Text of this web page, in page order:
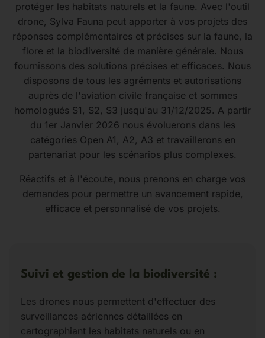
protéger les habitats naturels et la faune. Avec l'outil
drone, Sylva Fauna peut apporter à vos projets des
réponses complémentaires et précises sur la faune, la
flore et la biodiversité de manière générale. Nous
fournissons des solutions précises et efficaces. Nous
disposons de tous les agréments et autorisations
auprès de l'aviation civile française et sommes
homologués S1, S2, S3 jusqu'au 31/12/2025. A partir
du 1er Janvier 2026 nous évoluerons dans les
catégories Open A1, A2, A3 et travaillerons en
partenariat pour les scénarios plus complexes.
Réactifs et à l'écoute, nous prenons en charge vos
demandes pour permettre un avancement rapide,
efficace et personnalisé de vos projets.
Suivi et gestion de la biodiversité :
Les drones nous permettent d'effectuer des
surveillances aériennes détaillées en
cartographiant les habitats naturels ou en